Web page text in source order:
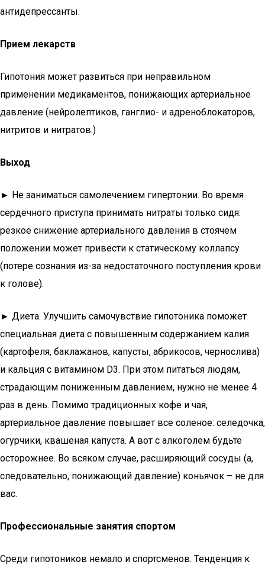
антидепрессанты.
Прием лекарств
Гипотония может развиться при неправильном
применении медикаментов, понижающих артериальное
давление (нейролептиков, ганглио- и адреноблокаторов,
нитритов и нитратов.)
Выход
► Не заниматься самолечением гипертонии. Во время
сердечного приступа принимать нитраты только сидя:
резкое снижение артериального давления в стоячем
положении может привести к статическому коллапсу
(потере сознания из-за недостаточного поступления крови
к голове).
► Диета. Улучшить самочувствие гипотоника поможет
специальная диета с повышенным содержанием калия
(картофеля, баклажанов, капусты, абрикосов, чернослива)
и кальция с витамином D3. При этом питаться людям,
страдающим пониженным давлением, нужно не менее 4
раз в день. Помимо традиционных кофе и чая,
артериальное давление повышает все соленое: селедочка,
огурчики, квашеная капуста. А вот с алкоголем будьте
осторожнее. Во всяком случае, расширяющий сосуды (а,
следовательно, понижающий давление) коньячок – не для
вас.
Профессиональные занятия спортом
Среди гипотоников немало и спортсменов. Тенденция к